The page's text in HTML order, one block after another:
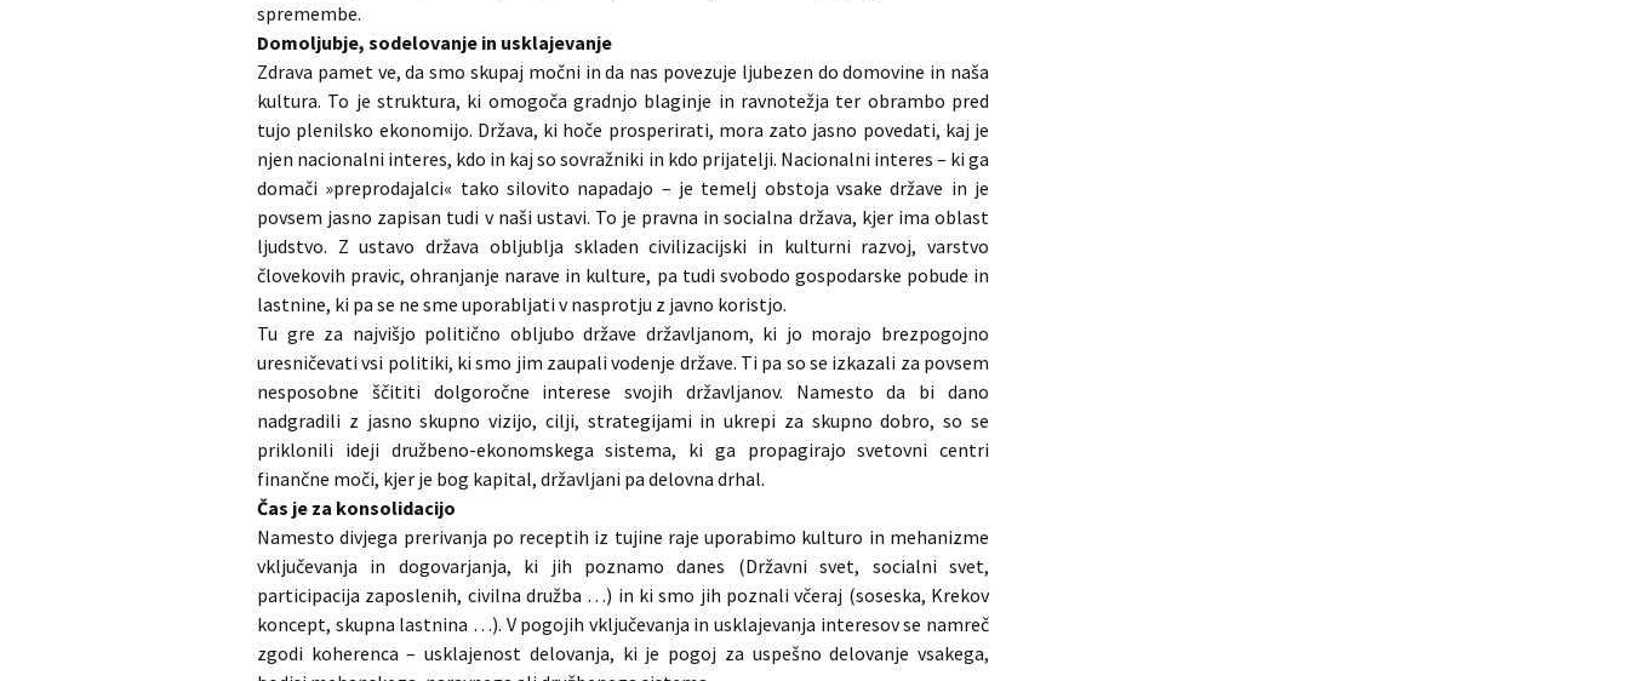
spremembe.
Domoljubje, sodelovanje in usklajevanje
Zdrava pamet ve, da smo skupaj močni in da nas povezuje ljubezen do domovine in naša
kultura. To je struktura, ki omogoča gradnjo blaginje in ravnotežja ter obrambo pred
tujo plenilsko ekonomijo. Država, ki hoče prosperirati, mora zato jasno povedati, kaj je
njen nacionalni interes, kdo in kaj so sovražniki in kdo prijatelji. Nacionalni interes – ki ga
domači »preprodajalci« tako silovito napadajo – je temelj obstoja vsake države in je
povsem jasno zapisan tudi v naši ustavi. To je pravna in socialna država, kjer ima oblast
ljudstvo. Z ustavo država obljublja skladen civilizacijski in kulturni razvoj, varstvo
človekovih pravic, ohranjanje narave in kulture, pa tudi svobodo gospodarske pobude in
lastnine, ki pa se ne sme uporabljati v nasprotju z javno koristjo.
Tu gre za najvišjo politično obljubo države državljanom, ki jo morajo brezpogojno
uresničevati vsi politiki, ki smo jim zaupali vodenje države. Ti pa so se izkazali za povsem
nesposobne ščititi dolgoročne interese svojih državljanov. Namesto da bi dano
nadgradili z jasno skupno vizijo, cilji, strategijami in ukrepi za skupno dobro, so se
priklonili ideji družbeno-ekonomskega sistema, ki ga propagirajo svetovni centri
finančne moči, kjer je bog kapital, državljani pa delovna drhal.
Čas je za konsolidacijo
Namesto divjega prerivanja po receptih iz tujine raje uporabimo kulturo in mehanizme
vključevanja in dogovarjanja, ki jih poznamo danes (Državni svet, socialni svet,
participacija zaposlenih, civilna družba …) in ki smo jih poznali včeraj (soseska, Krekov
koncept, skupna lastnina …). V pogojih vključevanja in usklajevanja interesov se namreč
zgodi koherenca – usklajenost delovanja, ki je pogoj za uspešno delovanje vsakega,